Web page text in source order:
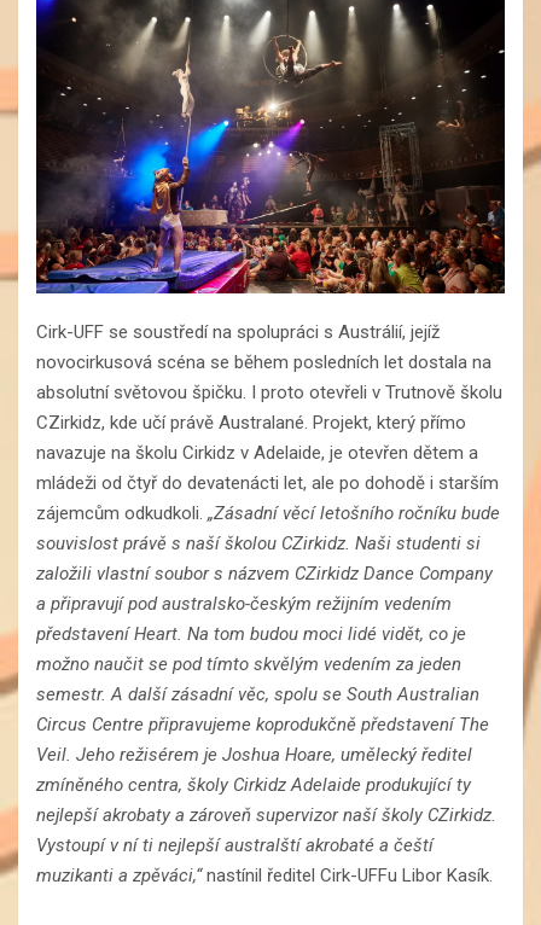
Cirk-UFF se soustředí na spolupráci s Austrálií, jejíž
novocirkusová scéna se během posledních let dostala na
absolutní světovou špičku. I proto otevřeli v Trutnově školu
CZirkidz, kde učí právě Australané. Projekt, který přímo
navazuje na školu Cirkidz v Adelaide, je otevřen dětem a
mládeži od čtyř do devatenácti let, ale po dohodě i starším
zájemcům odkudkoli. „Zásadní věcí letošního ročníku bude
souvislost právě s naší školou CZirkidz. Naši studenti si
založili vlastní soubor s názvem CZirkidz Dance Company
a připravují pod australsko-českým režijním vedením
představení Heart. Na tom budou moci lidé vidět, co je
možno naučit se pod tímto skvělým vedením za jeden
semestr. A další zásadní věc, spolu se South Australian
Circus Centre připravujeme koprodukčně představení The
Veil. Jeho režisérem je Joshua Hoare, umělecký ředitel
zmíněného centra, školy Cirkidz Adelaide produkující ty
nejlepší akrobaty a zároveň supervizor naší školy CZirkidz.
Vystoupí v ní ti nejlepší australští akrobaté a čeští
muzikanti a zpěváci,“nastínil ředitel Cirk-UFFu Libor Kasík.